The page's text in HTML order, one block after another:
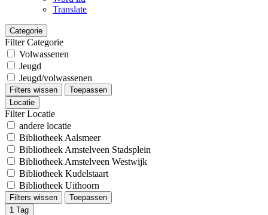
Translate
Categorie
Filter Categorie
Volwassenen
Jeugd
Jeugd/volwassenen
Filters wissen
Toepassen
Locatie
Filter Locatie
andere locatie
Bibliotheek Aalsmeer
Bibliotheek Amstelveen Stadsplein
Bibliotheek Amstelveen Westwijk
Bibliotheek Kudelstaart
Bibliotheek Uithoorn
Filters wissen
Toepassen
1 Tag